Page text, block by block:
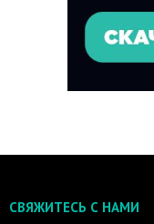
СВЯЖИТЕСЬ С НАМИ